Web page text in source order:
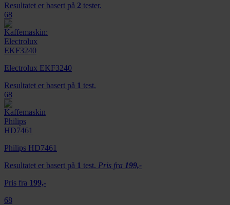
Resultatet er basert på 2 tester.
68
Electrolux EKF3240
Resultatet er basert på 1 test.
68
Philips HD7461
Resultatet er basert på 1 test. Pris fra 199,-
Pris fra 199,-
68